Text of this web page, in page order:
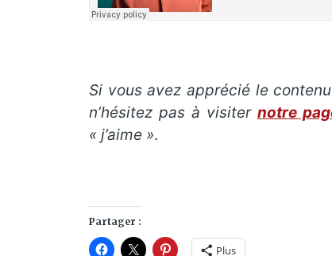
Si vous avez apprécié le
n’hésitez pas à visiter notre
« j’aime ».
Partager :
Plus